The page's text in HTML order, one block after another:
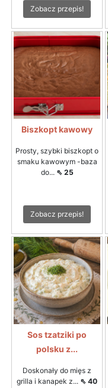
Zobacz przepis!
Biszkopt kawowy
Prosty, szybki biszkopt o
smaku kawowym -baza
do... ⇖ 25
Zobacz przepis!
Sos tzatziki po
polsku z...
Doskonały do mięs z
grilla i kanapek z... ⇖ 40